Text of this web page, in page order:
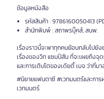
ช้อมูลหนังสือ
รหัสสินค้า : 9786160050413
สำนักพิมพ์ : สถาพรบุ๊คส์, สนพ.
เรื่องราวนี้จะพาทุกคนย้อนกลับไปยั
เรื่องของวิท แซมป์สัน ที่จะเผยถึงจุ
และการเติบโตของเดียตี้ เมจ ว่าที่ม
#นิยายแฟนตาซี #เวทมนตร์และก
เวทมนตร์